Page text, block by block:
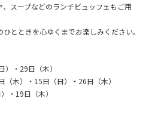
スープなどのランチビュッフェもご用
とときを心ゆくまでお楽しみください。
・29日（木）
木）・15日（日）・26日（木）
・19日（木）